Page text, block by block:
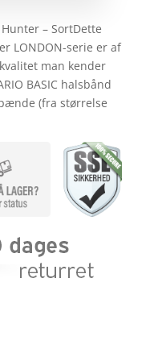
– SortDette
LONDON-serie er af
man kender
BASIC halsbånd
(fra størrelse